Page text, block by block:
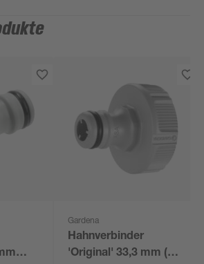
Gardena
Hahnverbinder
'Original' 33,3 mm (1")